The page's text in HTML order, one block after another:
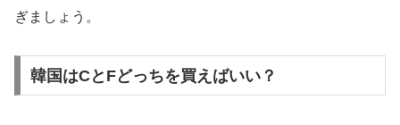
ぎましょう。
韓国はCとFどっちを買えばいい？